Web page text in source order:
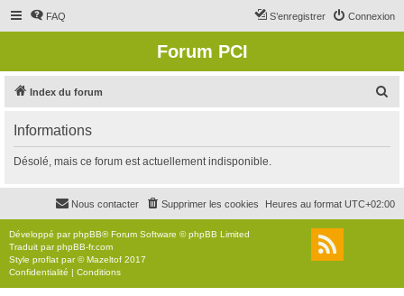
FAQ Connexion
S’enregistrer
Forum PCI
Index du forum
r
c
r
Informations
Désolé, mais ce forum est actuellement indisponible.
Heures au format UTC+02:00
Supprimer les cookies
Nous contacter
Développé parphpBB® Forum Software © phpBB Limited
Traduit parphpBB-fr.com
Style proflat par ©Mazeltof 2017
Confidentialité | Conditions